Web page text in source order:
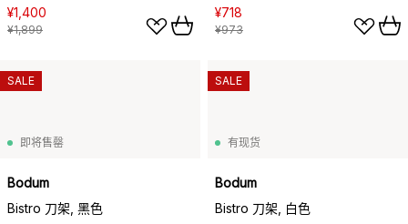
¥1,400
¥1,899
¥718
¥973
即将售罄
Bodum
Bistro 刀架, 黑色
SALE
有现货
Bodum
Bistro 刀架, 白色
SALE